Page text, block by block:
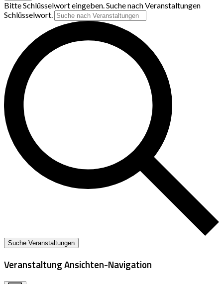
Bitte Schlüsselwort eingeben. Suche nach Veranstaltungen
Schlüsselwort.
Suche Veranstaltungen
Veranstaltung Ansichten-Navigation